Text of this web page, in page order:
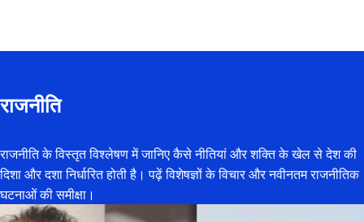
राजनीति
राजनीति के विस्तृत विश्लेषण में जानिए कैसे नीतियां और शक्ति के खेल से देश की
दिशा और दशा निर्धारित होती है। पढ़ें विशेषज्ञों के विचार और नवीनतम राजनीतिक
घटनाओं की समीक्षा।